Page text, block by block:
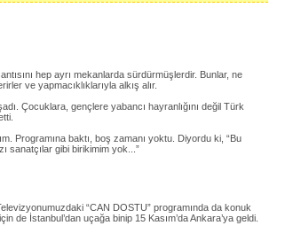
hep ayrı mekanlarda sürdürmüşlerdir. Bunlar, ne
ve yapmacıklıklarıyla alkış alır.
Çocuklara, gençlere yabancı hayranlığını değil Türk
Programına baktı, boş zamanı yoktu. Diyordu ki, “Bu
sanatçılar gibi birikimim yok...”
“CAN DOSTU” programında da konuk
de İstanbul’dan uçağa binip 15 Kasım’da Ankara’ya geldi.